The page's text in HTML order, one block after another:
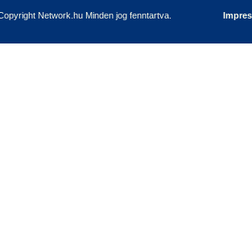
Network.hu Minden jog fenntartva.